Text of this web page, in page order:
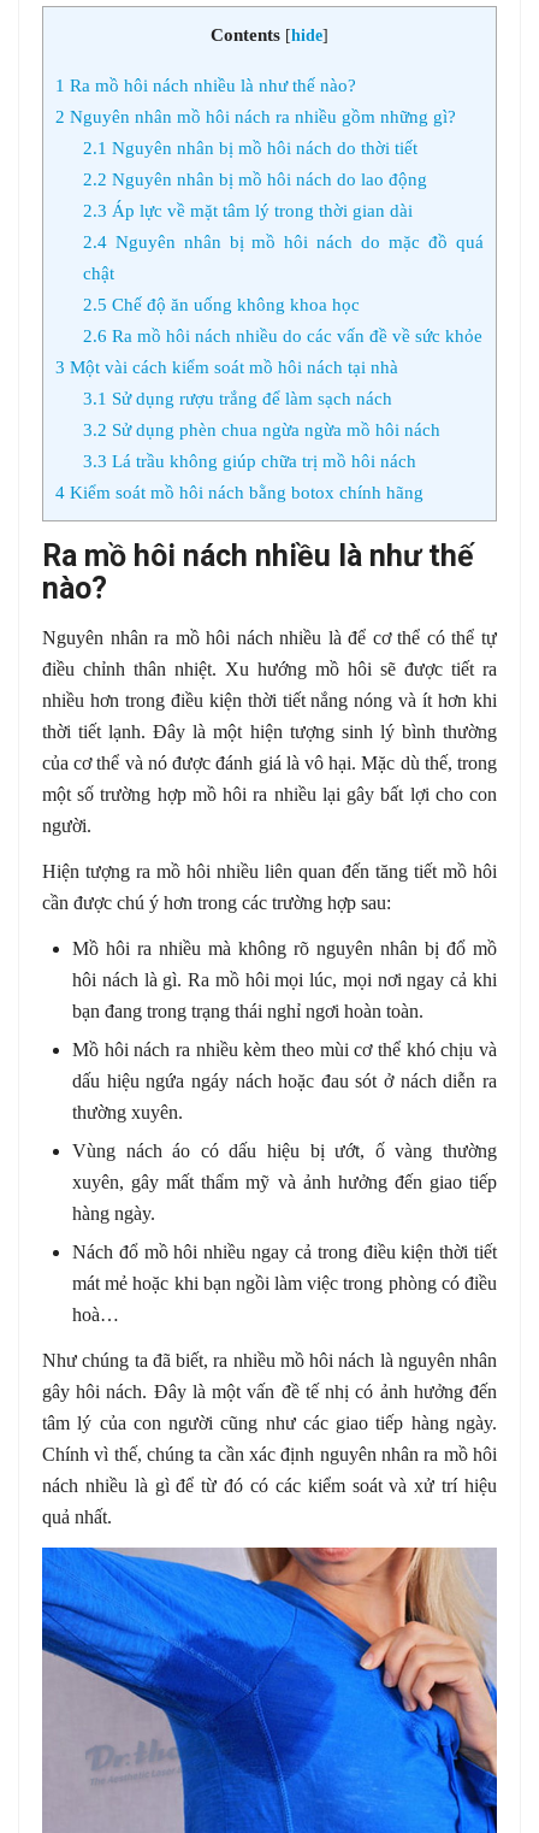
Contents [hide]
1 Ra mồ hôi nách nhiều là như thế nào?
2 Nguyên nhân mồ hôi nách ra nhiều gồm những gì?
2.1 Nguyên nhân bị mồ hôi nách do thời tiết
2.2 Nguyên nhân bị mồ hôi nách do lao động
2.3 Áp lực về mặt tâm lý trong thời gian dài
2.4Nguyên nhân bị mồ hôi nách do mặc đồ quá
chật
2.5 Chế độ ăn uống không khoa học
2.6 Ra mồ hôi nách nhiều do các vấn đề về sức khỏe
3 Một vài cách kiểm soát mồ hôi nách tại nhà
3.1 Sử dụng rượu trắng để làm sạch nách
3.2 Sử dụng phèn chua ngừa ngừa mồ hôi nách
3.3 Lá trầu không giúp chữa trị mồ hôi nách
4 Kiểm soát mồ hôi nách bằng botox chính hãng
Ra mồ hôi nách nhiều là như thế
nào?
Nguyên nhân ra mồ hôi nách nhiều là để cơ thể có thể tự
điều chỉnh thân nhiệt. Xu hướng mồ hôi sẽ được tiết ra
nhiều hơn trong điều kiện thời tiết nắng nóng và ít hơn khi
thời tiết lạnh. Đây là một hiện tượng sinh lý bình thường
của cơ thể và nó được đánh giá là vô hại. Mặc dù thế, trong
một số trường hợp mồ hôi ra nhiều lại gây bất lợi cho con
người.
Hiện tượng ra mồ hôi nhiều liên quan đến tăng tiết mồ hôi
cần được chú ý hơn trong các trường hợp sau:
Mồ hôi ra nhiều mà không rõ nguyên nhân bị đổ mồ
hôi nách là gì. Ra mồ hôi mọi lúc, mọi nơi ngay cả khi
bạn đang trong trạng thái nghỉ ngơi hoàn toàn.
Mồ hôi nách ra nhiều kèm theo mùi cơ thể khó chịu và
dấu hiệu ngứa ngáy nách hoặc đau sót ở nách diễn ra
thường xuyên.
Vùng nách áo có dấu hiệu bị ướt, ố vàng thường
xuyên, gây mất thẩm mỹ và ảnh hưởng đến giao tiếp
hàng ngày.
Nách đổ mồ hôi nhiều ngay cả trong điều kiện thời tiết
mát mẻ hoặc khi bạn ngồi làm việc trong phòng có điều
hoà…
Như chúng ta đã biết, ra nhiều mồ hôi nách là nguyên nhân
gây hôi nách. Đây là một vấn đề tế nhị có ảnh hưởng đến
tâm lý của con người cũng như các giao tiếp hàng ngày.
Chính vì thế, chúng ta cần xác định nguyên nhân ra mồ hôi
nách nhiều là gì để từ đó có các kiểm soát và xử trí hiệu
quả nhất.